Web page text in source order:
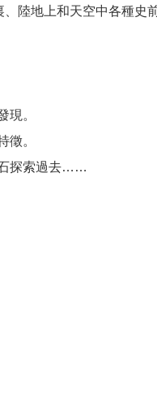
陸地上和天空中各種史
現。
徵。
石探索過去……